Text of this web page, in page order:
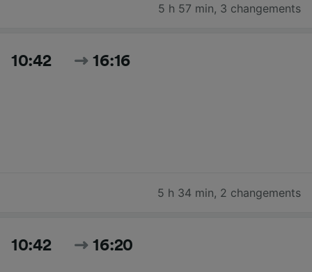
5 h 57 min, 3 changements
10:42 16:16
5 h 34 min, 2 changements
10:42 16:20